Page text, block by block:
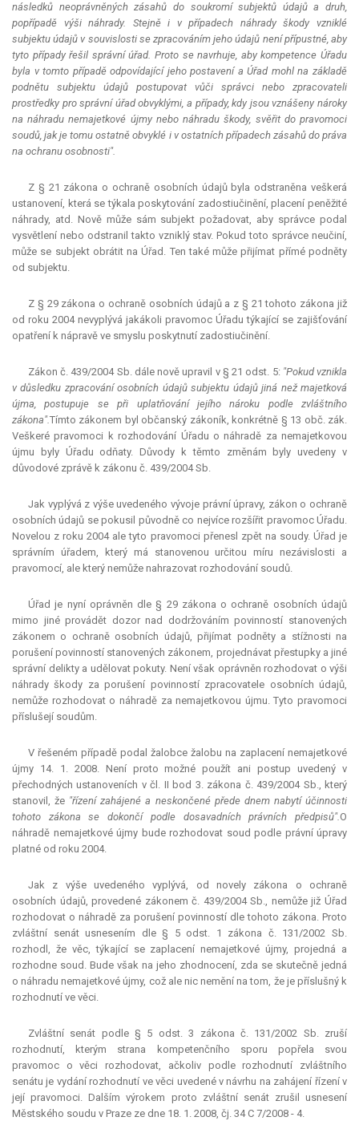
následků neoprávněných zásahů do soukromí subjektů údajů a druh,
popřípadě výši náhrady. Stejně i v případech náhrady škody vzniklé
subjektu údajů v souvislosti se zpracováním jeho údajů není přípustné, aby
tyto případy řešil správní úřad. Proto se navrhuje, abykompetence Úřadu
byla v tomto případě odpovídající jeho postavení a Úřad mohl na základě
podnětu subjektu údajů postupovat vůči správci nebo zpracovateli
prostředky pro správní úřad obvyklými, a případy, kdy jsou vznášeny nároky
na náhradu nemajetkové újmy nebo náhradu škody, svěřit do pravomoci
soudů, jak je tomu ostatně obvyklé i v ostatních případech zásahů do práva
na ochranu osobnosti".
Z § 21 zákona o ochraně osobních údajů byla odstraněna veškerá
ustanovení, která se týkala poskytování zadostiučinění, placení peněžité
náhrady, atd. Nově může sám subjekt požadovat, aby správce podal
vysvětlení nebo odstranil takto vzniklý stav. Pokud toto správce neučiní,
může se subjekt obrátit na Úřad. Ten také může přijímat přímé podněty
od subjektu.
Z § 29 zákona o ochraně osobních údajů a z § 21 tohoto zákona již
od roku 2004 nevyplývá jakákoli pravomoc Úřadu týkající se zajišťování
opatření k nápravě ve smyslu poskytnutí zadostiučinění.
Zákon č. 439/2004 Sb. dále nově upravil v § 21 odst. 5: "Pokud vznikla
v důsledku zpracování osobních údajů subjektu údajů jiná než majetková
újma, postupuje se při uplatňování jejího nároku podle zvláštního
zákona".Tímto zákonem byl občanský zákoník, konkrétně § 13 obč. zák.
Veškeré pravomoci k rozhodování Úřadu o náhradě za nemajetkovou
újmu byly Úřadu odňaty. Důvody k těmto změnám byly uvedeny v
důvodové zprávě k zákonu č. 439/2004 Sb.
Jak vyplývá z výše uvedeného vývoje právní úpravy, zákon o ochraně
osobních údajů se pokusil původně co nejvíce rozšířit pravomoc Úřadu.
Novelou z roku 2004 ale tyto pravomoci přenesl zpět na soudy. Úřad je
správním úřadem, který má stanovenou určitou míru nezávislosti a
pravomocí, ale který nemůže nahrazovat rozhodování soudů.
Úřad je nyní oprávněn dle § 29 zákona o ochraně osobních údajů
mimo jiné provádět dozor nad dodržováním povinností stanovených
zákonem o ochraně osobních údajů, přijímat podněty a stížnosti na
porušení povinností stanovených zákonem, projednávat přestupky a jiné
správní delikty a udělovat pokuty. Není však oprávněn rozhodovat o výši
náhrady škody za porušení povinností zpracovatele osobních údajů,
nemůže rozhodovat o náhradě za nemajetkovou újmu. Tyto pravomoci
příslušejí soudům.
V řešeném případě podal žalobce žalobu na zaplacení nemajetkové
újmy 14. 1. 2008. Není proto možné použít ani postup uvedený v
přechodných ustanoveních v čl. II bod 3. zákona č. 439/2004 Sb., který
stanovil, že "řízení zahájené a neskončené přede dnem nabytí účinnosti
tohoto zákona se dokončí podle dosavadních právních předpisů".O
náhradě nemajetkové újmy bude rozhodovat soud podle právní úpravy
platné od roku 2004.
Jak z výše uvedeného vyplývá, od novely zákona o ochraně
osobních údajů, provedené zákonem č. 439/2004 Sb., nemůže již Úřad
rozhodovat o náhradě za porušení povinností dle tohoto zákona. Proto
zvláštní senát usnesením dle § 5 odst. 1 zákona č. 131/2002 Sb.
rozhodl, že věc, týkající se zaplacení nemajetkové újmy, projedná a
rozhodne soud. Bude však na jeho zhodnocení, zda se skutečně jedná
o náhradu nemajetkové újmy, což ale nic nemění na tom, že je příslušný k
rozhodnutí ve věci.
Zvláštní senát podle § 5 odst. 3 zákona č. 131/2002 Sb. zruší
rozhodnutí, kterým strana kompetenčního sporu popřela svou
pravomoc o věci rozhodovat, ačkoliv podle rozhodnutí zvláštního
senátu je vydání rozhodnutí ve věci uvedené v návrhu na zahájení řízení v
její pravomoci. Dalším výrokem proto zvláštní senát zrušil usnesení
Městského soudu v Praze ze dne 18. 1. 2008, čj. 34 C 7/2008 - 4.